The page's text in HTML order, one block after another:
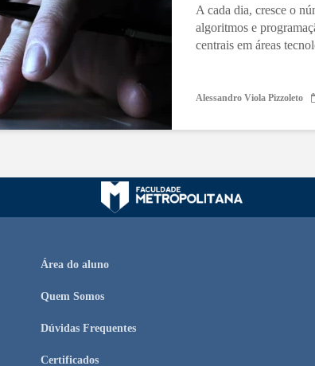
A cada dia, cresce o
algoritmos e
centrais em áreas
Alessandro Viola Pizzoleto
Área do aluno
Quem Somos
Dúvidas Frequentes
Certificados